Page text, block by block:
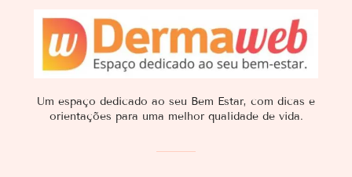
Um espaço dedicado ao seu Bem Estar, com dicas e
orientações para uma melhor qualidade de vida.